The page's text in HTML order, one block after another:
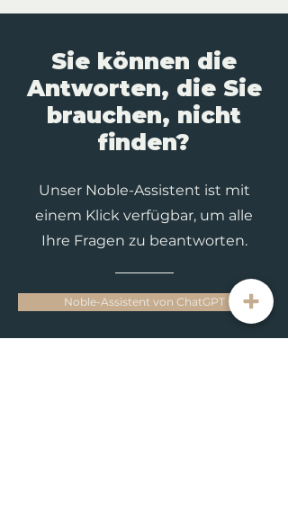
Sie können die
Antworten, die Sie
brauchen, nicht
finden?
Unser Noble-Assistent ist mit
einem Klick verfügbar, um alle
Ihre Fragen zu beantworten.
Noble-Assistent von ChatGPT